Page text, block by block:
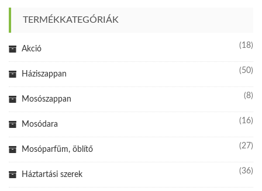
TERMÉKKATEGÓRIÁK
Akció (18)
Háziszappan (50)
Mosószappan (8)
Mosódara (16)
Mosóparfüm, öblítő (27)
Háztartási szerek (36)